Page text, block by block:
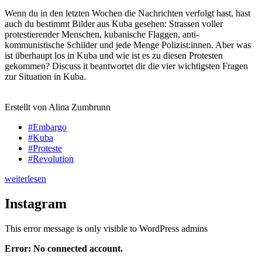
Wenn du in den letzten Wochen die Nachrichten verfolgt hast, hast
auch du bestimmt Bilder aus Kuba gesehen: Strassen voller
protestierender Menschen, kubanische Flaggen, anti-
kommunistische Schilder und jede Menge Polizist:innen. Aber was
ist überhaupt los in Kuba und wie ist es zu diesen Protesten
gekommen? Discuss it beantwortet dir die vier wichtigsten Fragen
zur Situation in Kuba.
Erstellt von Alina Zumbrunn
#Embargo
#Kuba
#Proteste
#Revolution
weiterlesen
Instagram
This error message is only visible to WordPress admins
Error: No connected account.